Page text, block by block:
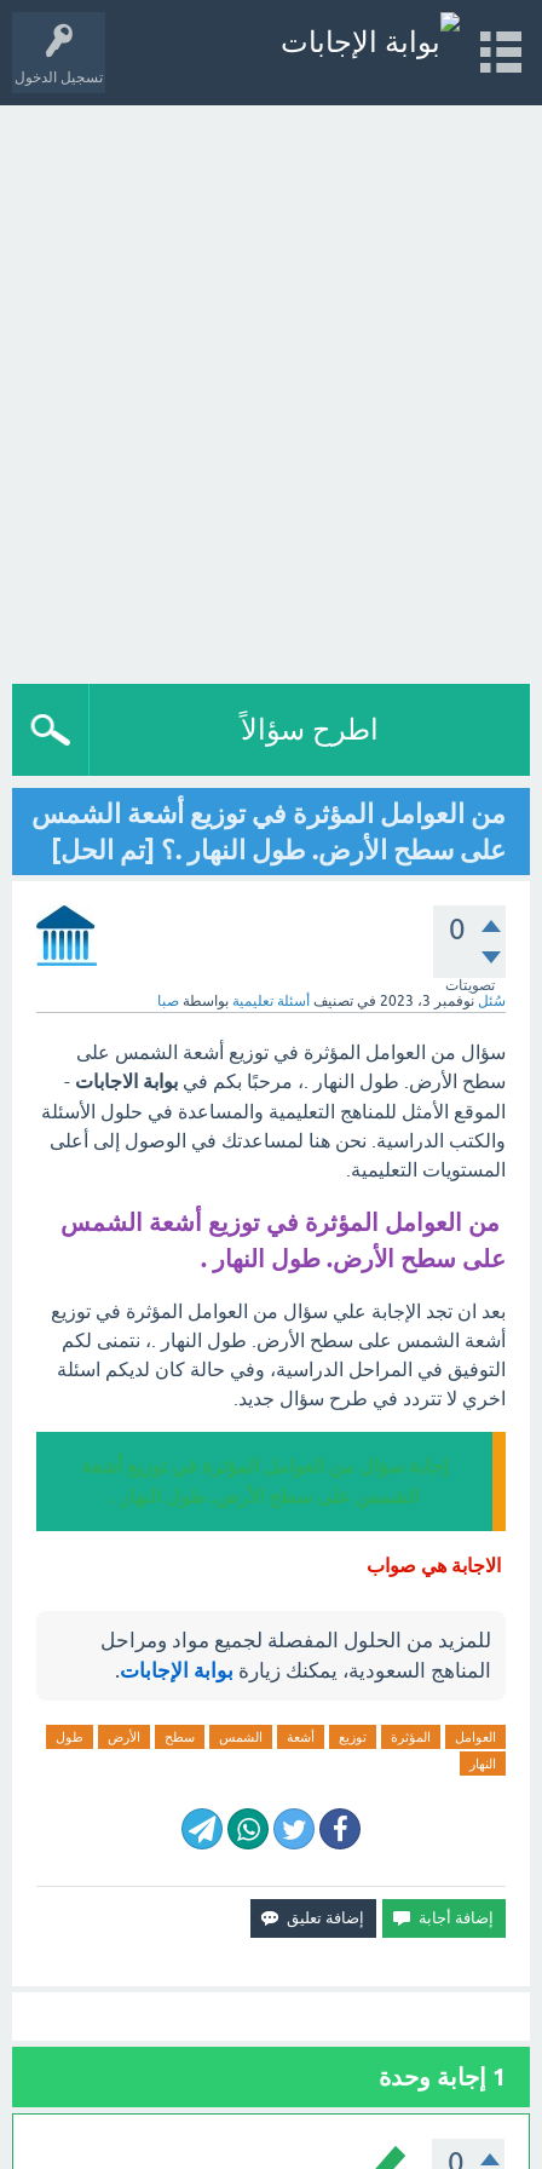
تسجيل الدخول
اطرح سؤالاً
من العوامل المؤثرة في توزيع أشعة الشمس
على سطح الأرض. طول النهار .؟ [تم الحل]
0
تصويتات
سُئل نوفمبر 3، 2023 في تصنيف أسئلة تعليمية بواسطة صبا
سؤال من العوامل المؤثرة في توزيع أشعة الشمس على
سطح الأرض. طول النهار .، مرحبًا بكم في بوابة الاجابات -
الموقع الأمثل للمناهج التعليمية والمساعدة في حلول الأسئلة
والكتب الدراسية. نحن هنا لمساعدتك في الوصول إلى أعلى
المستويات التعليمية.
من العوامل المؤثرة في توزيع أشعة الشمس
على سطح الأرض. طول النهار .
بعد ان تجد الإجابة علي سؤال من العوامل المؤثرة في توزيع
أشعة الشمس على سطح الأرض. طول النهار .، نتمنى لكم
التوفيق في المراحل الدراسية، وفي حالة كان لديكم اسئلة
اخري لا تتردد في طرح سؤال جديد.
إجابة سؤال من العوامل المؤثرة في توزيع أشعة
الشمس على سطح الأرض. طول النهار .
الاجابة هي صواب
للمزيد من الحلول المفصلة لجميع مواد ومراحل
المناهج السعودية، يمكنك زيارة بوابة الإجابات.
العوامل المؤثرة توزيع أشعة الشمس سطح الأرض
طول
النهار
1 إجابة وحدة